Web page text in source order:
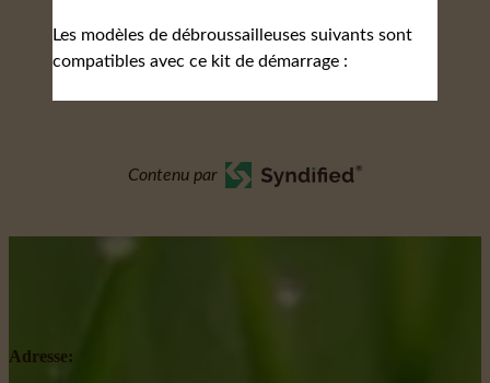
Les modèles de débroussailleuses suivants sont
compatibles avec ce kit de démarrage :
Contenu par
Adresse: